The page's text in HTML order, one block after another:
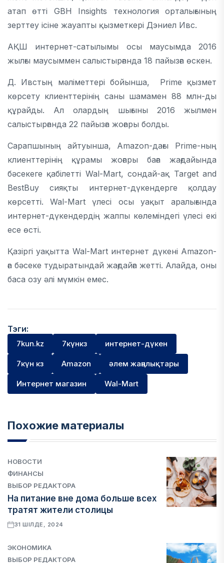
атап өтті GBH Insights технология орталығының
зерттеу ісіне жауапты қызметкері Дэниел Ивс.
АҚШ интернет-сатылымы осы маусымда 2016
жылғы маусыммен салыстырғанда 18 пайызға өскен.
Д. Ивстың мәліметтері бойынша, Prime қызмет
көрсету клиенттерінің саны шамамен 88 млн-ды
құрайды. Ал олардың шығыны 2016 жылмен
салыстырғанда 22 пайызға жоғары болды.
Сарапшының айтуынша, Amazon-дағы Prime-ның
клиенттерінің құрамы жоғары баға жағдайында
бәсекеге қабілетті Wal-Mart, сондай-ақ Target and
BestBuy сияқты интернет-дүкендерге қолдау
көрсетті. Wal-Mart үлесі осы уақыт аралығында
интернет-дүкендердің жалпы көлеміндегі үлесі екі
есе өсті.
Қазіргі уақытта Wal-Mart интернет дүкені Amazon-
ға бәсеке тудыратындай жағдайға жетті. Алайда, оны
баса озу әлі мүмкін емес.
Тэги:
7kun.kz 7күнкз интернет-дүкен
7күн кз Amazon әлем жаңалықтары
Интернет магазин Wal-Mart
Похожие материалы
НОВОСТИ
ФИНАНСЫ
ВЫБОР РЕДАКТОРА
На питание вне дома больше всех
тратят жители столицы
31 ШІЛДЕ, 2024
ЭКОНОМИКА
ВЫБОР РЕДАКТОРА